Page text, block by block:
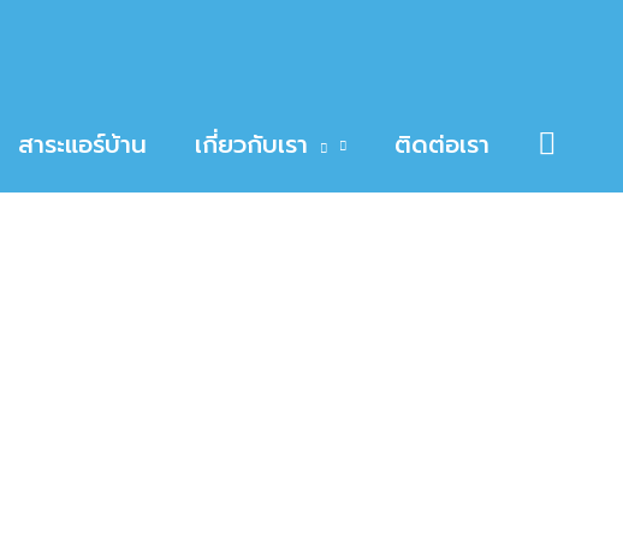
สาระแอร์บ้าน เกี่ยวกับเรา ติดต่อเรา